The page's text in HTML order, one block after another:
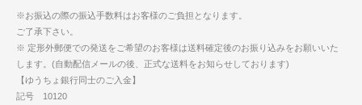
※お振込の際の振込手数料はお客様のご負担となります。
ご了承下さい。
※ 定形外郵便での発送をご希望のお客様は送料確定後のお振り込みをお願いいた
します。(自動配信メールの後、正式な送料をお知らせしております)
【ゆうちょ銀行同士のご入金】
記号 10120